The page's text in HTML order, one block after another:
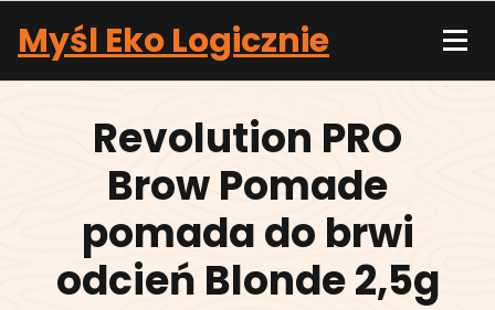
content
Myśl Eko Logicznie
Revolution PRO
Brow Pomade
pomada do brwi
odcień Blonde 2,5g